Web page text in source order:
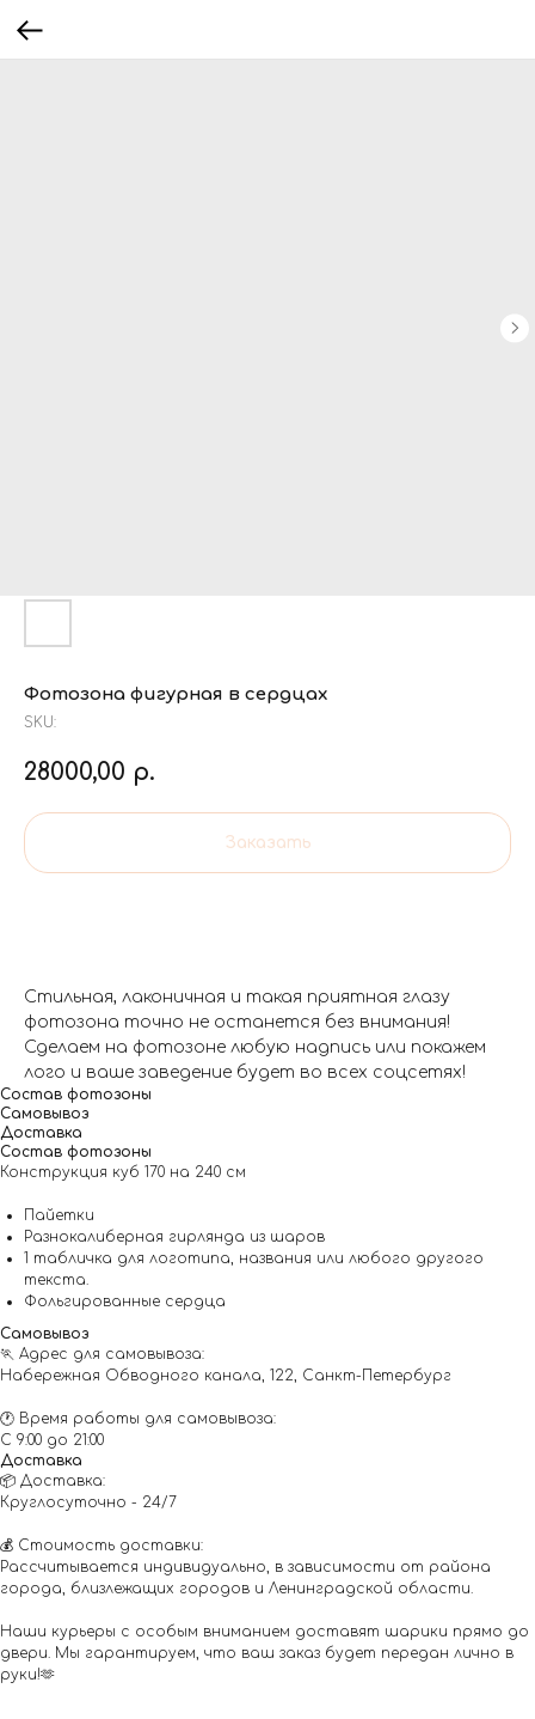
Фотозона фигурная в сердцах
SKU:
28000,00 р.
Заказать
Стильная, лаконичная и такая приятная глазу
фотозона точно не останется без внимания!
Сделаем на фотозоне любую надпись или покажем
лого и ваше заведение будет во всех соцсетях!
Состав фотозоны
Самовывоз
Доставка
Состав фотозоны
Конструкция куб 170 на 240 см
Пайетки
Разнокалиберная гирлянда из шаров
1 табличка для логотипа, названия или любого другого
текста.
Фольгированные сердца
Самовывоз
🏃 Адрес для самовывоза:
Набережная Обводного канала, 122, Санкт-Петербург
🕐 Время работы для самовывоза:
С 9:00 до 21:00
Доставка
📦 Доставка:
Круглосуточно - 24/7
💰 Стоимость доставки:
Рассчитывается индивидуально, в зависимости от района
города, близлежащих городов и Ленинградской области.
Наши курьеры с особым вниманием доставят шарики прямо до
двери. Мы гарантируем, что ваш заказ будет передан лично в
руки!🫶